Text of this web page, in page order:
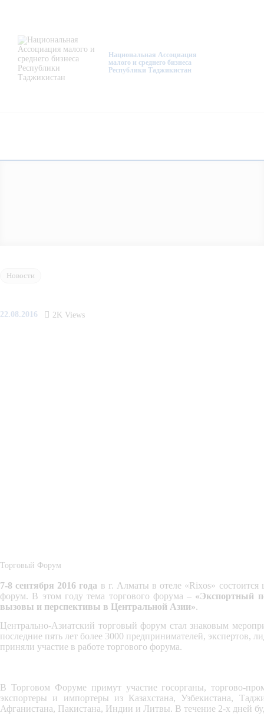
Национальная Ассоциация
малого и среднего бизнеса
Республики Таджикистан
Деятельность
Проекты
Инфоресурсы
Новости
22.08.2016 2K Views
Торговый Форум
7-8 сентября 2016 года в г. Алматы в отеле «Rixos»
форум. В этом году тема торгового форума – «Экспортный
вызовы и перспективы в Центральной Азии».
Центрально-Азиатский торговый форум стал знаковым
последние пять лет более 3000 предпринимателей, экспертов,
приняли участие в работе торгового форума.
В Торговом Форуме примут участие госорганы, торгово-
экспортеры и импортеры из Казахстана, Узбекистана,
Афганистана, Пакистана, Индии и Литвы. В течение 2-х дней